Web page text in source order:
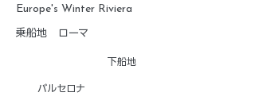
Europe's Winter Riviera
乗船地 ローマ
下船地
バルセロナ